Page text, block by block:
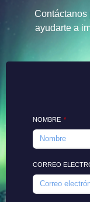
Contáctanos
ayudarte a
NOMBRE
CORREO